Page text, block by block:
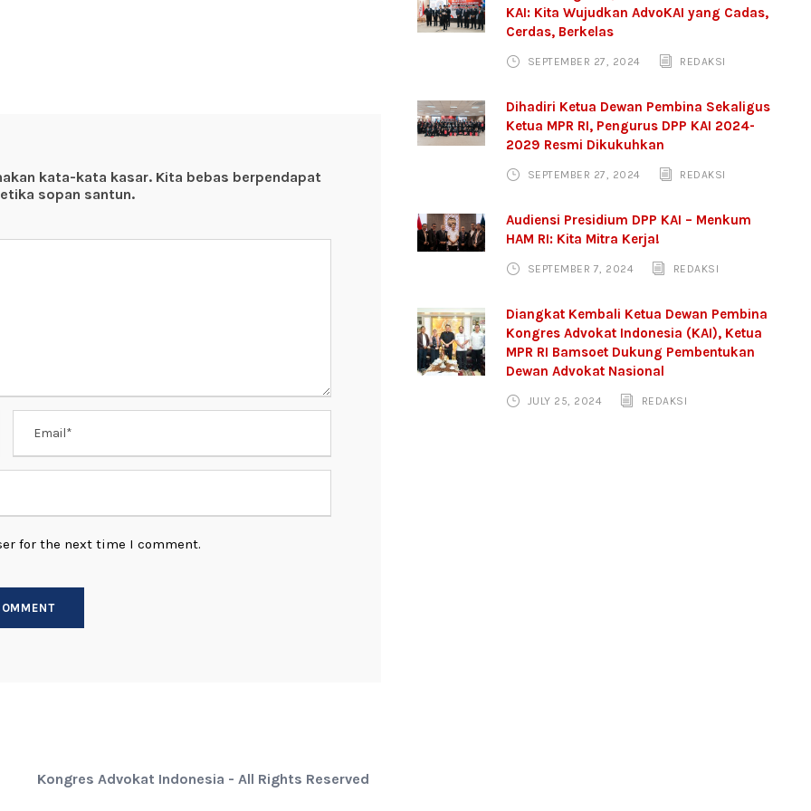
kata-kata kasar. Kita bebas berpendapat
sopan santun.
for the next time I comment.
KAI: Kita Wujudkan AdvoKAI yang Cadas,
Cerdas, Berkelas
SEPTEMBER 27, 2024 REDAKSI
Dihadiri Ketua Dewan Pembina Sekaligus
Ketua MPR RI, Pengurus DPP KAI 2024-
2029 Resmi Dikukuhkan
SEPTEMBER 27, 2024 REDAKSI
Audiensi Presidium DPP KAI – Menkum
HAM RI: Kita Mitra Kerja!
SEPTEMBER 7, 2024 REDAKSI
Diangkat Kembali Ketua Dewan Pembina
Kongres Advokat Indonesia (KAI), Ketua
MPR RI Bamsoet Dukung Pembentukan
Dewan Advokat Nasional
JULY 25, 2024 REDAKSI
Kongres Advokat Indonesia - All Rights Reserved